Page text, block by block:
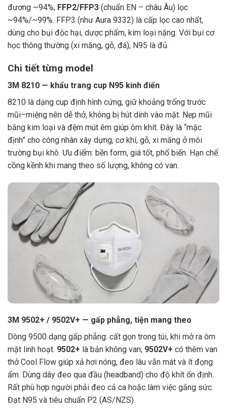
đương ~94%; FFP2/FFP3 (chuẩn EN – châu Âu) lọc
~94%/~99%. FFP3 (như Aura 9332) là cấp lọc cao nhất,
dùng cho bụi độc hại, dược phẩm, kim loại nặng. Với bụi cơ
học thông thường (xi măng, gỗ, đá), N95 là đủ.
Chi tiết từng model
3M 8210 — khẩu trang cup N95 kinh điển
8210 là dạng cup định hình cứng, giữ khoảng trống trước
mũi–miệng nên dễ thở, không bị hút dính vào mặt. Nẹp mũi
bằng kim loại và đệm mút êm giúp ôm khít. Đây là “mặc
định” cho công nhân xây dựng, cơ khí, gỗ, xi măng ở môi
trường bụi khô. Ưu điểm: bền form, giá tốt, phổ biến. Hạn chế:
cồng kềnh khi mang theo số lượng, không có van.
3M 9502+ / 9502V+ — gấp phẳng, tiện mang theo
Dòng 9500 dạng gấp phẳng: cất gọn trong túi, khi mở ra ôm
mặt linh hoạt. 9502+ là bản không van; 9502V+ có thêm van
thở Cool Flow giúp xả hơi nóng, đeo lâu vẫn mát và ít đọng
ẩm. Dùng dây đeo qua đầu (headband) cho độ khít ổn định.
Rất phù hợp người phải đeo cả ca hoặc làm việc gắng sức.
Đạt N95 và tiêu chuẩn P2 (AS/NZS).